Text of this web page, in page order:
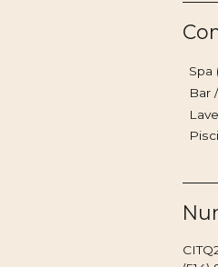
Spa
Bar
CITQ